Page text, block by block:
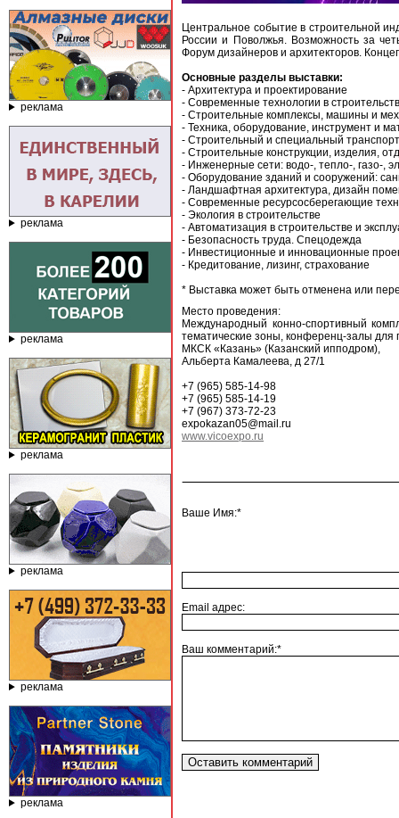
реклама
реклама
реклама
реклама
реклама
реклама
реклама
Центральное событие в строительной
России и Поволжья. Возможность за
Форум дизайнеров и архитекторов.
Основные разделы выставки:
- Архитектура и проектирование
- Современные технологии в
- Строительные комплексы, машины и
- Техника, оборудование, инструмент и
- Строительный и специальный транспорт
- Строительные конструкции, изделия,
- Инженерные сети: водо-, тепло-, газо-,
- Оборудование зданий и сооружений:
- Ландшафтная архитектура, дизайн
- Современные ресурсосберегающие
- Экология в строительстве
- Автоматизация в строительстве и
- Безопасность труда. Спецодежда
- Инвестиционные и инновационные
- Кредитование, лизинг, страхование
* Выставка может быть отменена или
Место проведения:
Международный конно-спортивный
тематические зоны, конференц-залы для
МКСК «Казань» (Казанский ипподром),
Альберта Камалеева, д 27/1
+7 (965) 585-14-98
+7 (965) 585-14-19
+7 (967) 373-72-23
expokazan05@mail.ru
www.vicoexpo.ru
Ваше Имя:*
Email адрес:
Ваш комментарий:*